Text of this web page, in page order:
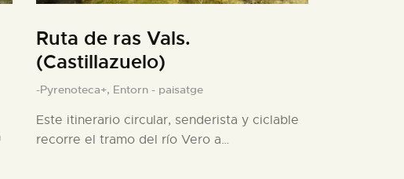
Ruta de ras Vals.
(Castillazuelo)
-Pyrenoteca+, Entorn - paisatge
Este itinerario circular, senderista y ciclable
recorre el tramo del río Vero a…